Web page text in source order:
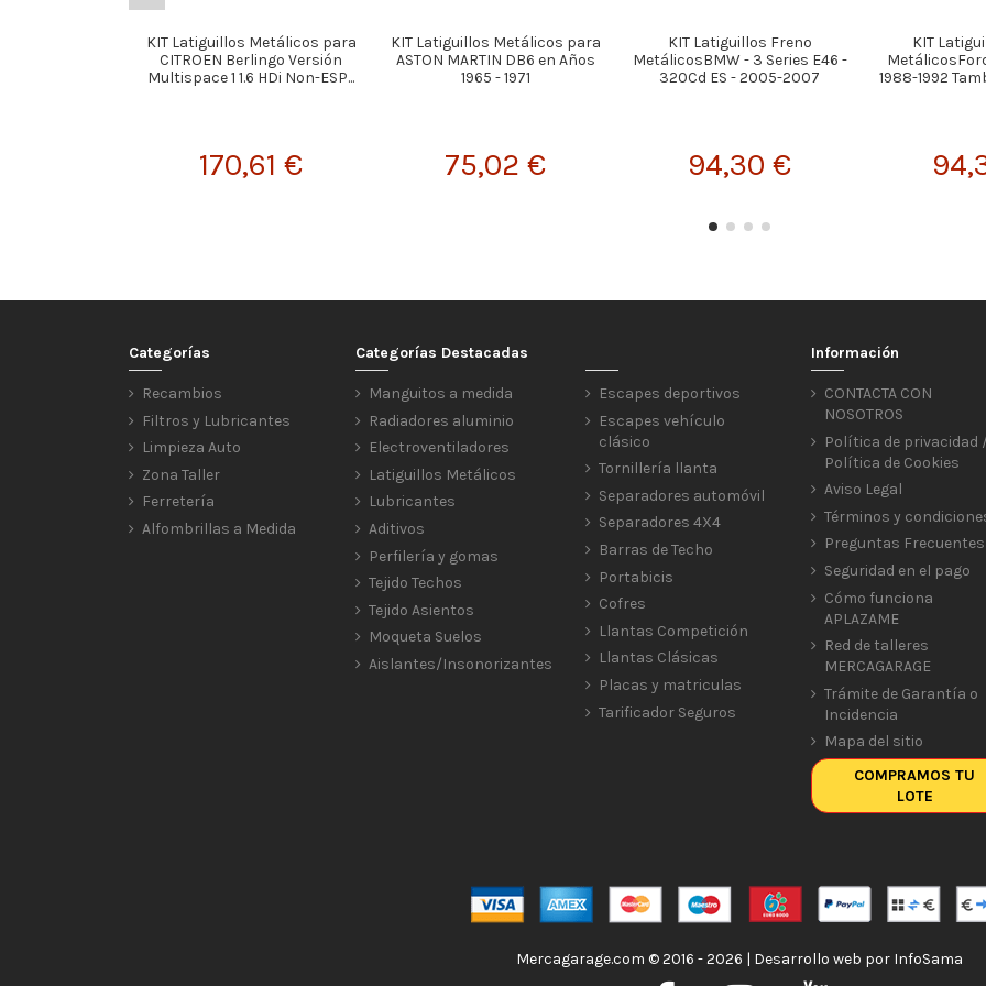
KIT Latiguillos Metálicos para
CITROEN Berlingo Versión
Multispace 1 1.6 HDi Non-ESP...
170,61 €
KIT Latiguillos Metálicos para
ASTON MARTIN DB6 en Años
1965 - 1971
75,02 €
KIT Latiguillos Freno
MetálicosBMW - 3 Series E46 -
320Cd ES - 2005-2007
94,30 €
KIT
1988-1992
Categorías
Recambios
Filtros y Lubricantes
Limpieza Auto
Zona Taller
Ferretería
Alfombrillas a Medida
Categorías Destacadas
Manguitos a medida
Radiadores aluminio
Electroventiladores
Latiguillos Metálicos
Lubricantes
Aditivos
Perfilería y gomas
Tejido Techos
Tejido Asientos
Moqueta Suelos
Aislantes/Insonorizantes
Escapes deportivos
Escapes vehículo
clásico
Tornillería llanta
Separadores automóvil
Separadores 4X4
Barras de Techo
Portabicis
Cofres
Llantas Competición
Llantas Clásicas
Placas y matriculas
Tarificador Seguros
Información
CONTACTA CON
NOSOTROS
Política de privacidad /
Política de Cookies
Aviso Legal
Términos y
Preguntas Frecuentes
Seguridad en el pago
Cómo funciona
APLAZAME
Red de talleres
MERCAGARAGE
Trámite de Garantía o
Incidencia
Mapa del sitio
COMPRAMOS TU
LOTE
Mercagarage.com © 2016 - 2026 | Desarrollo web por InfoSama